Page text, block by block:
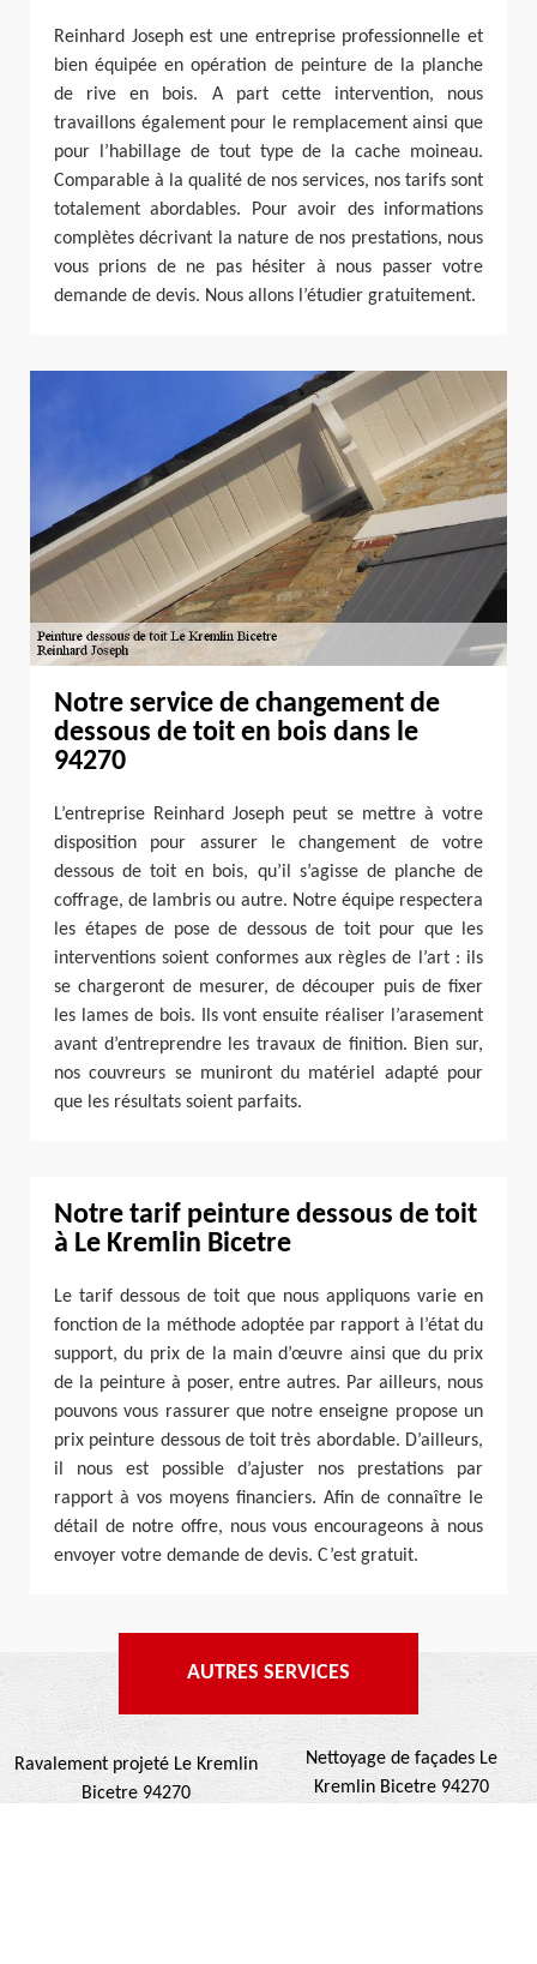
Reinhard Joseph est une entreprise professionnelle et
bien équipée en opération de peinture de la planche
de rive en bois. A part cette intervention, nous
travaillons également pour le remplacement ainsi que
pour l’habillage de tout type de la cache moineau.
Comparable à la qualité de nos services, nos tarifs sont
totalement abordables. Pour avoir des informations
complètes décrivant la nature de nos prestations, nous
vous prions de ne pas hésiter à nous passer votre
demande de devis. Nous allons l’étudier gratuitement.
Notre service de changement de
dessous de toit en bois dans le
94270
L’entreprise Reinhard Joseph peut se mettre à votre
disposition pour assurer le changement de votre
dessous de toit en bois, qu’il s’agisse de planche de
coffrage, de lambris ou autre. Notre équipe respectera
les étapes de pose de dessous de toit pour que les
interventions soient conformes aux règles de l’art : ils
se chargeront de mesurer, de découper puis de fixer
les lames de bois. Ils vont ensuite réaliser l’arasement
avant d’entreprendre les travaux de finition. Bien sur,
nos couvreurs se muniront du matériel adapté pour
que les résultats soient parfaits.
Notre tarif peinture dessous de toit
à Le Kremlin Bicetre
Le tarif dessous de toit que nous appliquons varie en
fonction de la méthode adoptée par rapport à l’état du
support, du prix de la main d’œuvre ainsi que du prix
de la peinture à poser, entre autres. Par ailleurs, nous
pouvons vous rassurer que notre enseigne propose un
prix peinture dessous de toit très abordable. D’ailleurs,
il nous est possible d’ajuster nos prestations par
rapport à vos moyens financiers. Afin de connaître le
détail de notre offre, nous vous encourageons à nous
envoyer votre demande de devis. C’est gratuit.
AUTRES SERVICES
Ravalement projeté Le Kremlin
Bicetre 94270
Nettoyage de façades Le
Kremlin Bicetre 94270